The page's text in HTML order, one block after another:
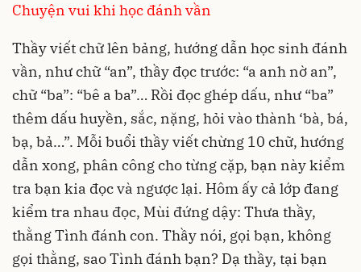
Chuyện vui khi học đánh vần
Thầy viết chữ lên bảng, hướng dẫn học sinh đánh
vần, như chữ “an”, thầy đọc trước: “a anh nờ an”,
chữ “ba”: “bê a ba”… Rồi đọc ghép dấu, như “ba”
thêm dấu huyền, sắc, nặng, hỏi vào thành ‘bà, bá,
bạ, bả…”. Mỗi buổi thầy viết chừng 10 chữ, hướng
dẫn xong, phân công cho từng cặp, bạn này kiểm
tra bạn kia đọc và ngược lại. Hôm ấy cả lớp đang
kiểm tra nhau đọc, Mùi đứng dậy: Thưa thầy,
thằng Tình đánh con. Thầy nói, gọi bạn, không
gọi thằng, sao Tình đánh bạn? Dạ thầy, tại bạn